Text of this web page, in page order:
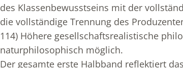
des Klassenbewusstseins mit der
die vollständige Trennung des
114) Höhere gesellschaftsrealistische
naturphilosophisch möglich.
Der gesamte erste Halbband reflektiert